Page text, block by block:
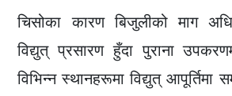
चिसोका कारण बिजुलीको माग
विद्युत् प्रसारण हुँदा पुराना
विभिन्न स्थानहरूमा विद्युत्